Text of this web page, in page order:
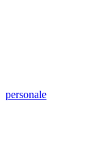
personale